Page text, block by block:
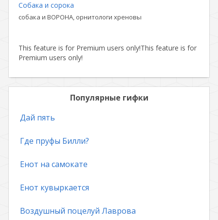
Собака и сорока
собака и ВОРОНА, орнитологи хреновы
This feature is for Premium users only!This feature is for
Premium users only!
Популярные гифки
Дай пять
Где пруфы Билли?
Енот на самокате
Енот кувыркается
Воздушный поцелуй Лаврова